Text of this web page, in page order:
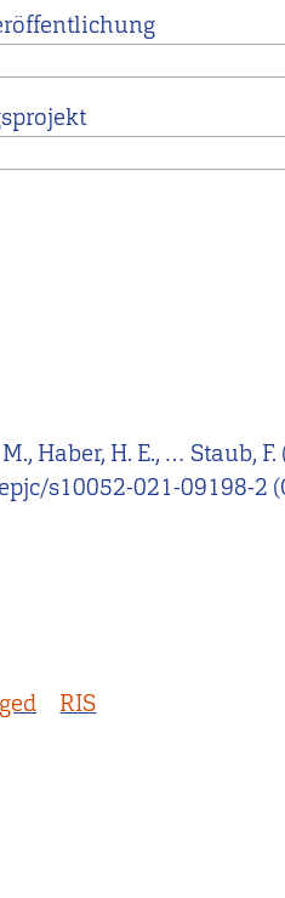
Haber, H. E., …
s10052-021-09198-
RIS